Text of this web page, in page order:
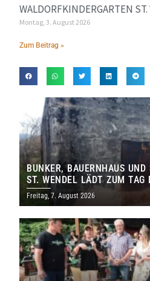
WALDORFKINDERGARTEN
Montag, 3. August 2026
Zum Beitrag »
BUNKER, BAUERNHAUS
ST. WENDEL LÄDT ZUM TAG
DENKMALS EIN
Freitag, 7. August 2026